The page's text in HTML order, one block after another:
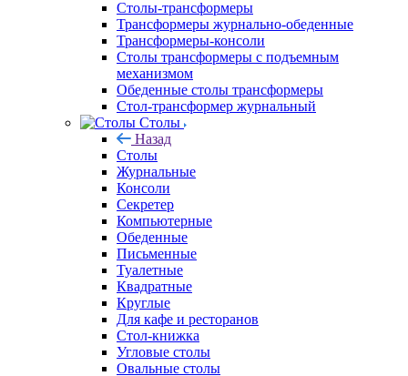
Столы-трансформеры
Трансформеры журнально-обеденные
Трансформеры-консоли
Столы трансформеры с подъемным
механизмом
Обеденные столы трансформеры
Стол-трансформер журнальный
Столы
Назад
Столы
Журнальные
Консоли
Секретер
Компьютерные
Обеденные
Письменные
Туалетные
Квадратные
Круглые
Для кафе и ресторанов
Стол-книжка
Угловые столы
Овальные столы